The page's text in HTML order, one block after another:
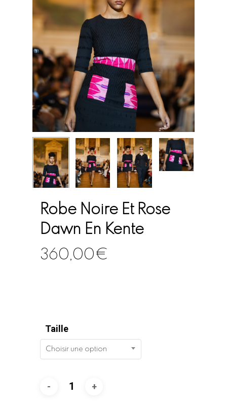
Robe Noire Et Rose
Dawn En Kente
360,00€
Taille
Choisir une option